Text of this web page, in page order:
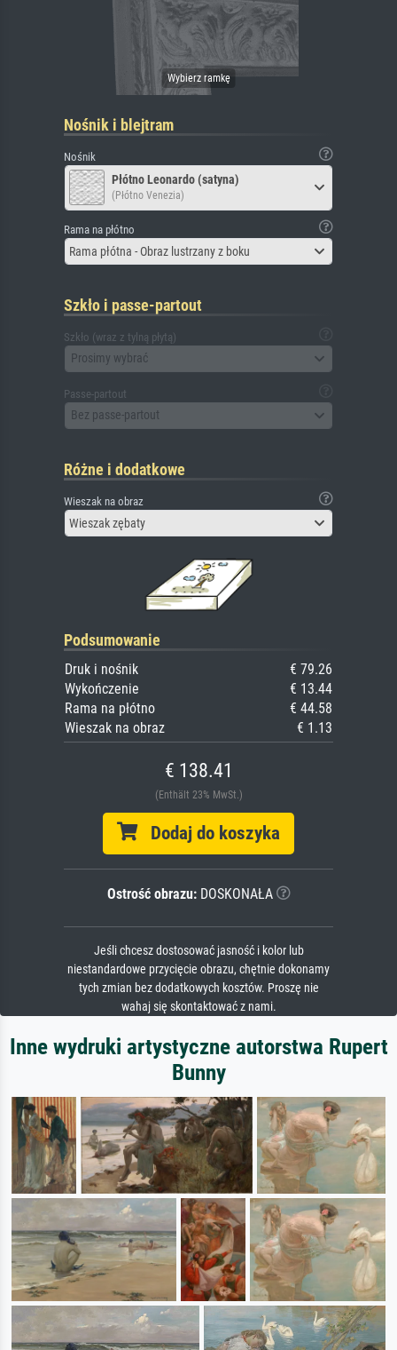
Nośnik i blejtram
Nośnik
Płótno Leonardo (satyna)
(Płótno Venezia)
Rama na płótno
Rama płótna - Obraz lustrzany z boku
Szkło i passe-partout
Szkło (wraz z tylną płytą)
Prosimy wybrać
Passe-partout
Bez passe-partout
Różne i dodatkowe
Wieszak na obraz
Wieszak zębaty
Podsumowanie
Druk i nośnik
€ 79.26
Wykończenie
€ 13.44
Rama na płótno
€ 44.58
Wieszak na obraz
€ 1.13
€ 138.41
(Enthält 23% MwSt.)
Dodaj do koszyka
Ostrość obrazu:DOSKONAŁA
Jeśli chcesz dostosować jasność i kolor lub
niestandardowe przycięcie obrazu, chętnie dokonamy
tych zmian bez dodatkowych kosztów. Proszę nie
wahaj się skontaktować z nami.
Inne wydruki artystyczne autorstwa Rupert
Bunny